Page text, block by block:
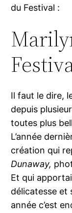
du Festival :
Il faut le dire,
depuis
toutes plus
L’année
création qui
Dunaway,
Et qui
délicatesse
année c’est